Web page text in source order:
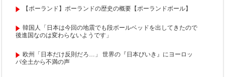
【ポーランド】ポーランドの歴史の概要【ポーランドボール】
韓国人「日本は今回の地震でも段ボールベッドを出してきたので
後進国なのは変わらないようです」
欧州「日本だけ反則だろ…」 世界の『日本びいき』にヨーロッ
パ全土から不満の声